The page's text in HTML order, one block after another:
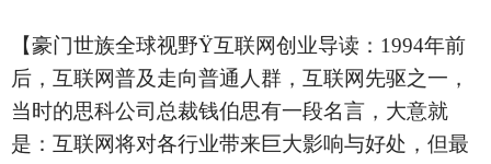
【豪门世族全球视野Ÿ互联网创业导读：1994年前
后，互联网普及走向普通人群，互联网先驱之一，
当时的思科公司总裁钱伯思有一段名言，大意就
是：互联网将对各行业带来巨大影响与好处，但最